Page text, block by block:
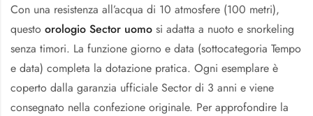
Con una resistenza all’acqua di 10 atmosfere (100 metri),
questo orologio Sector uomo si adatta a nuoto e snorkeling
senza timori. La funzione giorno e data (sottocategoria Tempo
e data) completa la dotazione pratica. Ogni esemplare è
coperto dalla garanzia ufficiale Sector di 3 anni e viene
consegnato nella confezione originale. Per approfondire la